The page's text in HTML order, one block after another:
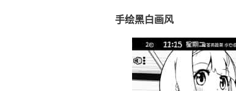
手绘黑白画风